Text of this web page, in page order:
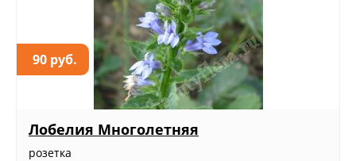
90 руб.
Лобелия Многолетняя
розетка